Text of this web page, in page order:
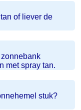
of liever de
met spray tan.
stuk?